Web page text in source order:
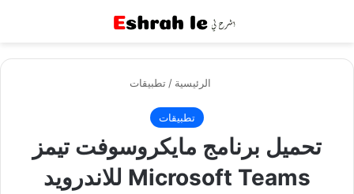
الرئيسية / تطبيقات
تطبيقات
تحميل برنامج مايكروسوفت تيمز
Microsoft Teams‏ للاندرويد